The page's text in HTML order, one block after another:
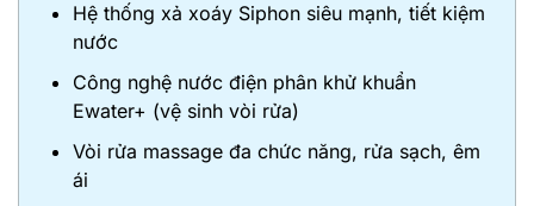
Hệ thống xả xoáy Siphon siêu mạnh, tiết kiệm
nước
Công nghệ nước điện phân khử khuẩn
Ewater+ (vệ sinh vòi rửa)
Vòi rửa massage đa chức năng, rửa sạch, êm
ái